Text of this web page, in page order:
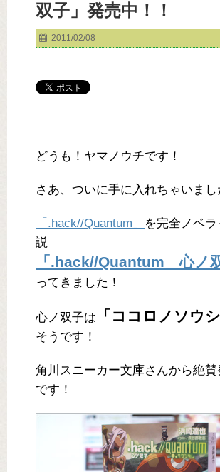
双子」発売中！！
2011/02/08
どうも！ヤマノウチです！
さあ、ついに手に入れちゃいまし
「.hack//Quantum」
を完全ノベ
説
「.hack//Quantum 心ノ
ってきました！
心ノ双子は 「ココロノソウシ
そうです！
角川スニーカー文庫さんから絶
です！